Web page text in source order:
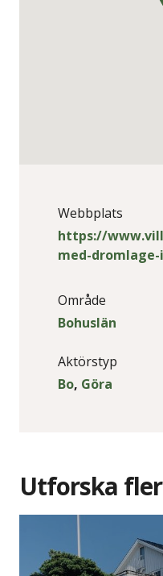
Webbplats
https://
med-
Område
Bohuslän
Aktörstyp
Bo, Göra
Utforska